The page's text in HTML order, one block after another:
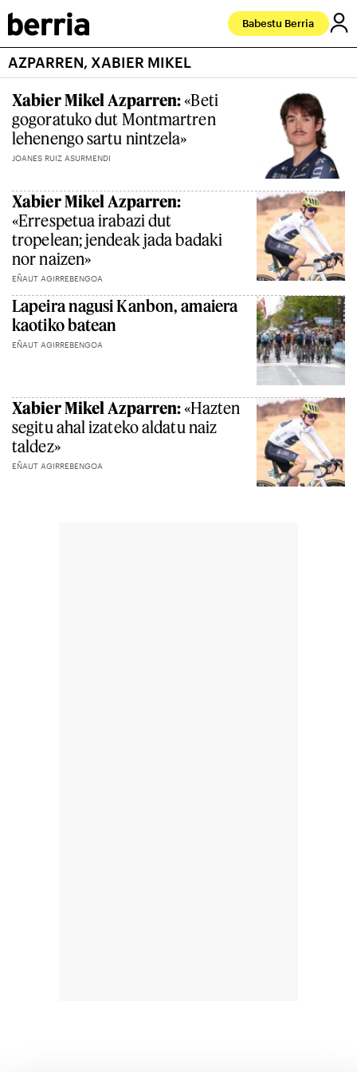
Babestu Berria
AZPARREN, XABIER MIKEL
Xabier Mikel Azparren:«Beti
gogoratuko dut Montmartren
lehenengo sartu nintzela»
JOANES RUIZ ASURMENDI
Xabier Mikel Azparren:
«Errespetua irabazi dut
tropelean; jendeak jada badaki
nor naizen»
EÑAUT AGIRREBENGOA
Lapeira nagusi Kanbon, amaiera
kaotiko batean
EÑAUT AGIRREBENGOA
Xabier Mikel Azparren:«Hazten
segitu ahal izateko aldatu naiz
taldez»
EÑAUT AGIRREBENGOA